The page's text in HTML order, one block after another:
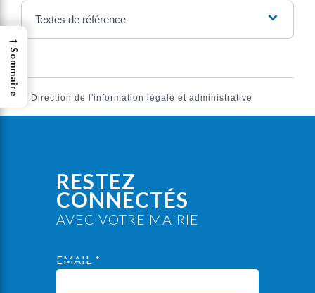
Textes de référence
Direction de l'information légale et administrative
RESTEZ
CONNECTÉS
AVEC VOTRE MAIRIE
EMAIL *
→
Sommaire